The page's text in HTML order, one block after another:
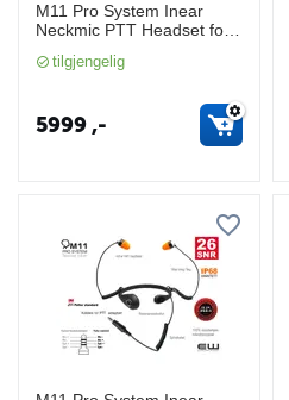
M11 Pro System Inear
Neckmic PTT Headset for
(SNR26, IP68)
tilgjengelig
5999,-